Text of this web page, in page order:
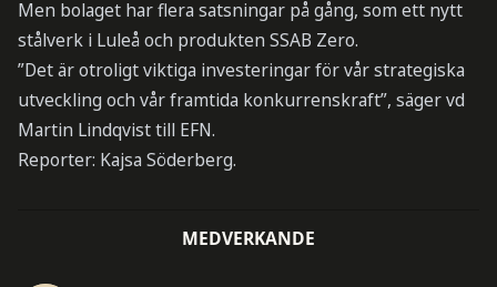
Men bolaget har flera satsningar på gång, som ett nytt
stålverk i Luleå och produkten SSAB Zero.
”Det är otroligt viktiga investeringar för vår strategiska
utveckling och vår framtida konkurrenskraft”, säger vd
Martin Lindqvist till EFN.
Reporter: Kajsa Söderberg.
MEDVERKANDE